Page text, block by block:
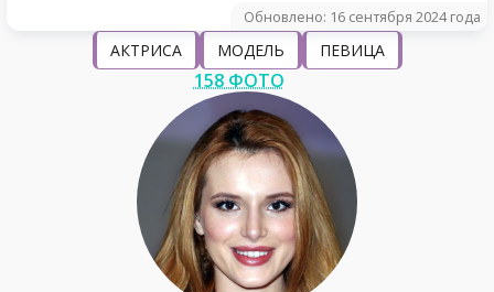
Обновлено: 16 сентября 2024 года
АКТРИСА МОДЕЛЬ ПЕВИЦА
158 ФОТО